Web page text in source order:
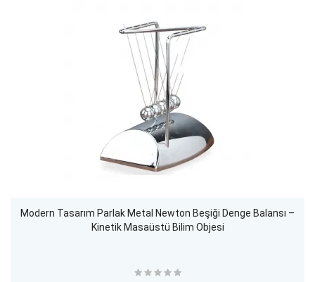
Modern Tasarım Parlak Metal Newton Beşiği Denge Balansı –
Kinetik Masaüstü Bilim Objesi